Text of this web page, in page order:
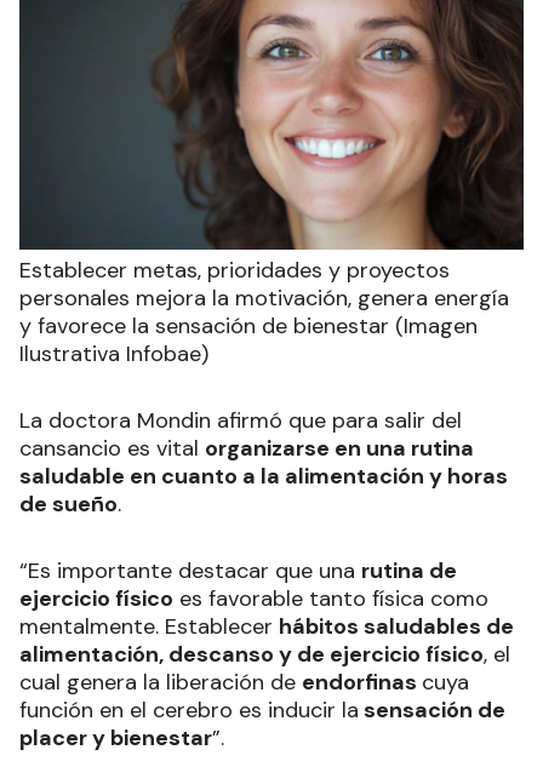
Establecer metas, prioridades y proyectos
personales mejora la motivación, genera energía
y favorece la sensación de bienestar (Imagen
Ilustrativa Infobae)
La doctora Mondin afirmó que para salir del
cansancio es vital organizarse en una rutina
saludable en cuanto a la alimentación y horas
de sueño.
“Es importante destacar que una rutina de
ejercicio físico es favorable tanto física como
mentalmente. Establecer hábitos saludables de
alimentación, descanso y de ejercicio físico, el
cual genera la liberación de endorfinas cuya
función en el cerebro es inducir la sensación de
placer y bienestar”.